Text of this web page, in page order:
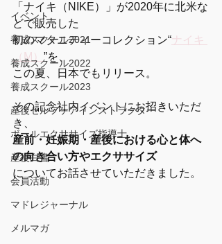
イベント
養成スクール2021
養成スクール2022
養成スクール2023
産後セルフケアインストラクター
ボールエクササイズ指導士
産後白書
会員活動
マドレジャーナル
メルマガ
「ナイキ（NIKE）」が2020年に北米な
どで販売した
初のマタニティーコレクション“ ナイキ
（M） ”を、
この夏、日本でもリリース。
その記念社内イベントにお招きいただ
き、
産前・妊娠期・産後における心と体へ
の向き合い方やエクササイズ
についてお話させていただきました。